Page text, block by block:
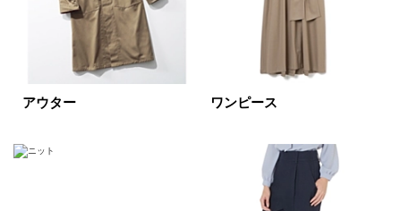
再入荷 ラスト1
在庫あり
カラー
グレー
アウター ワンピース